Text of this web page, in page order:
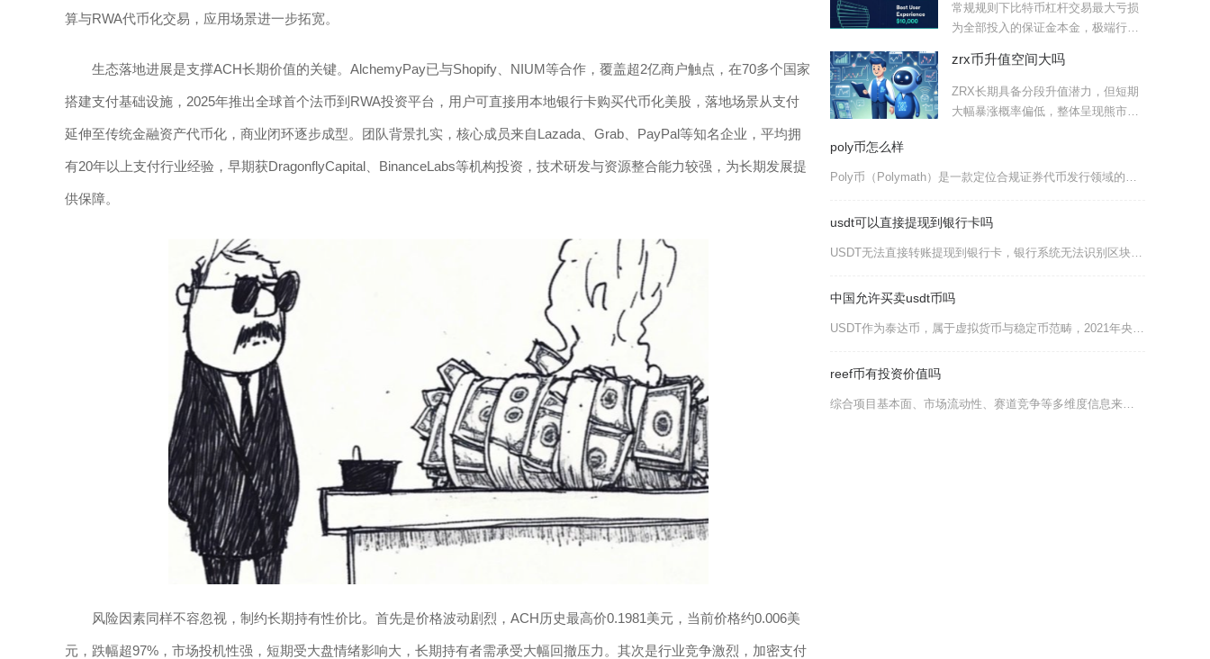
算与RWA代币化交易，应用场景进一步拓宽。
生态落地进展是支撑ACH长期价值的关键。AlchemyPay已与Shopify、NIUM等合作，覆盖超2亿商户触点，在70多个国家
搭建支付基础设施，2025年推出全球首个法币到RWA投资平台，用户可直接用本地银行卡购买代币化美股，落地场景从支付
延伸至传统金融资产代币化，商业闭环逐步成型。团队背景扎实，核心成员来自Lazada、Grab、PayPal等知名企业，平均拥
有20年以上支付行业经验，早期获DragonflyCapital、BinanceLabs等机构投资，技术研发与资源整合能力较强，为长期发展提
供保障。
风险因素同样不容忽视，制约长期持有性价比。首先是价格波动剧烈，ACH历史最高价0.1981美元，当前价格约0.006美
元，跌幅超97%，市场投机性强，短期受大盘情绪影响大，长期持有者需承受大幅回撤压力。其次是行业竞争激烈，加密支付
常规规则下比特币杠杆交易最大亏损
为全部投入的保证金本金，极端行情
zrx币升值空间大吗
ZRX长期具备分段升值潜力，但短期
大幅暴涨概率偏低，整体呈现熊市筑
poly币怎么样
Poly币（Polymath）是一款定位合规证券代币发行领域的小众币种，整体表现为生态局限
usdt可以直接提现到银行卡吗
USDT无法直接转账提现到银行卡，银行系统无法识别区块链格式的USDT资产，想要把USDT
中国允许买卖usdt币吗
USDT作为泰达币，属于虚拟货币与稳定币范畴，2021年央行等十部门发布的关于进一步防范和
reef币有投资价值吗
综合项目基本面、市场流动性、赛道竞争等多维度信息来看，REEF币具备博弈型投机机会，但长期